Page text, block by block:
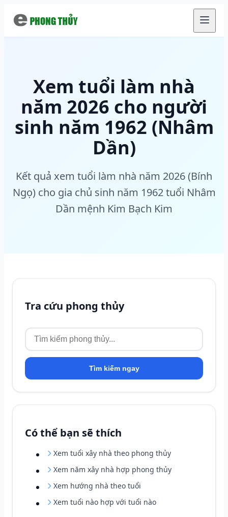
Xem tuổi làm nhà
năm 2026 cho người
sinh năm 1962 (Nhâm
Dần)
Kết quả xem tuổi làm nhà năm 2026 (Bính
Ngọ) cho gia chủ sinh năm 1962 tuổi Nhâm
Dần mệnh Kim Bạch Kim
Tra cứu phong thủy
Tìm kiếm ngay
Có thể bạn sẽ thích
Xem tuổi xây nhà theo phong thủy
Xem năm xây nhà hợp phong thủy
Xem hướng nhà theo tuổi
Xem tuổi nào hợp với tuổi nào